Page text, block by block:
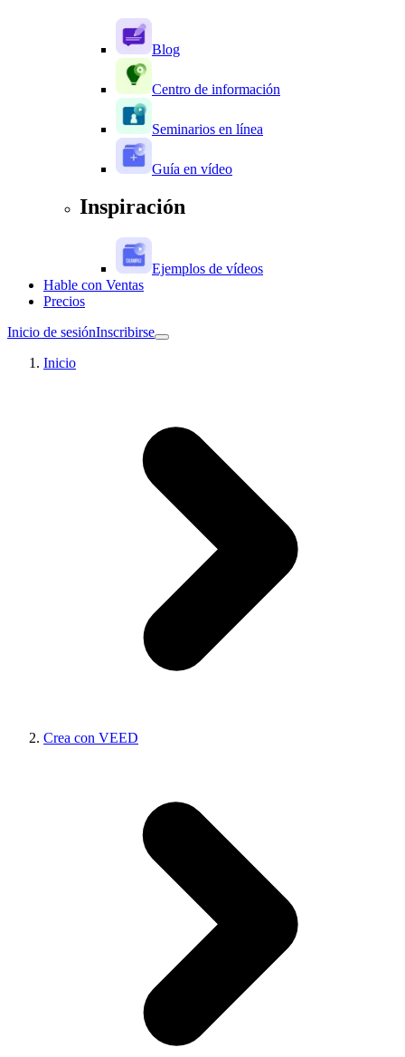
Blog
Centro de información
Seminarios en línea
Guía en vídeo
Inspiración
Ejemplos de vídeos
Hable con Ventas
Precios
Inicio de sesiónInscribirse
Inicio
Crea con VEED